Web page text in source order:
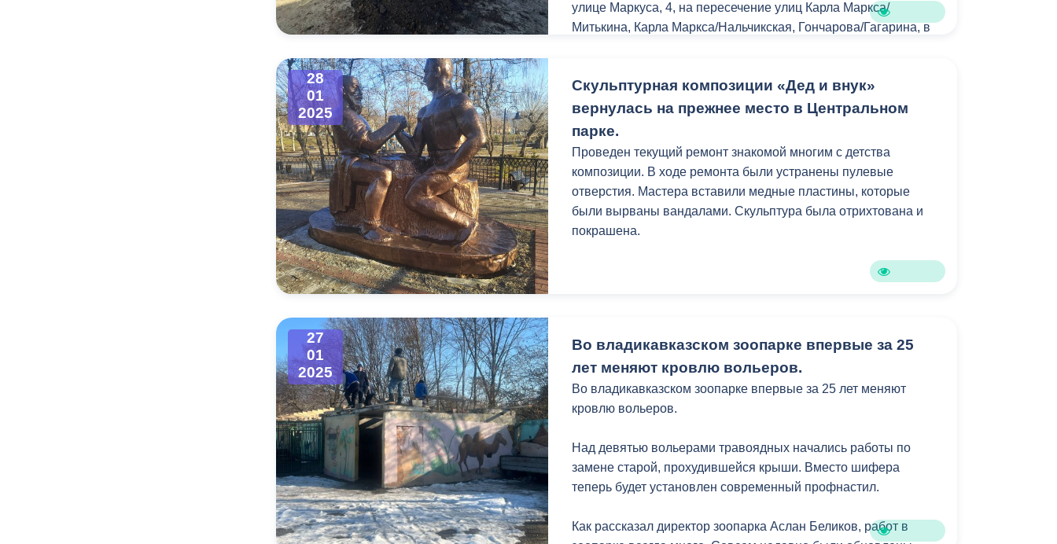
Тамара Кайтукова.
успехов и качественной работы на благо общества.
улице Маркуса, 4, на пересечение улиц Карла Маркса/
Митькина, Карла Маркса/Нальчикская, Гончарова/Гагарина, в
коммунальных отходов.
28
01
2025
Скульптурная композиции «Дед и внук»
вернулась на прежнее место в Центральном
парке.
Проведен текущий ремонт знакомой многим с детства
композиции. В ходе ремонта были устранены пулевые
отверстия. Мастера вставили медные пластины, которые
были вырваны вандалами. Скульптура была отрихтована и
покрашена.
27
01
2025
Во владикавказском зоопарке впервые за 25
лет меняют кровлю вольеров.
Во владикавказском зоопарке впервые за 25 лет меняют
кровлю вольеров.
Над девятью вольерами травоядных начались работы по
замене старой, прохудившейся крыши. Вместо шифера
теперь будет установлен современный профнастил.
Как рассказал директор зоопарка Аслан Беликов, работ в